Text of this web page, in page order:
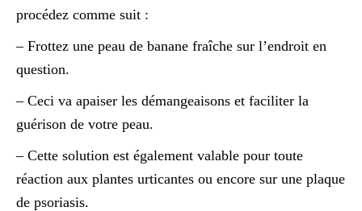
procédez comme suit :
– Frottez une peau de banane fraîche sur l’endroit en
question.
– Ceci va apaiser les démangeaisons et faciliter la
guérison de votre peau.
– Cette solution est également valable pour toute
réaction aux plantes urticantes ou encore sur une plaque
de psoriasis.